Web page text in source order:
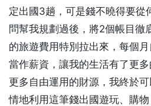
定出國3趟，可是錢不曉得要從
問幫我規劃過後，將2個帳目徹
的旅遊費用特別拉出來，每個
當作薪資，讓我的生活有了更
更多自由運用的財源，我終於
情地利用這筆錢出國遊玩、購